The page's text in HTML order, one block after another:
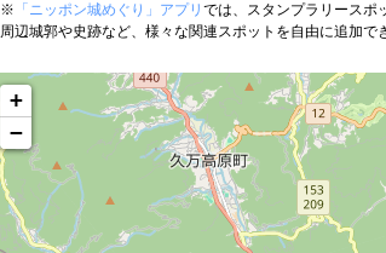
※ 「ニッポン城めぐり」アプリ では、スタンプラリースポ
周辺城郭や史跡など、様々な関連スポットを自由に追加で
+
−